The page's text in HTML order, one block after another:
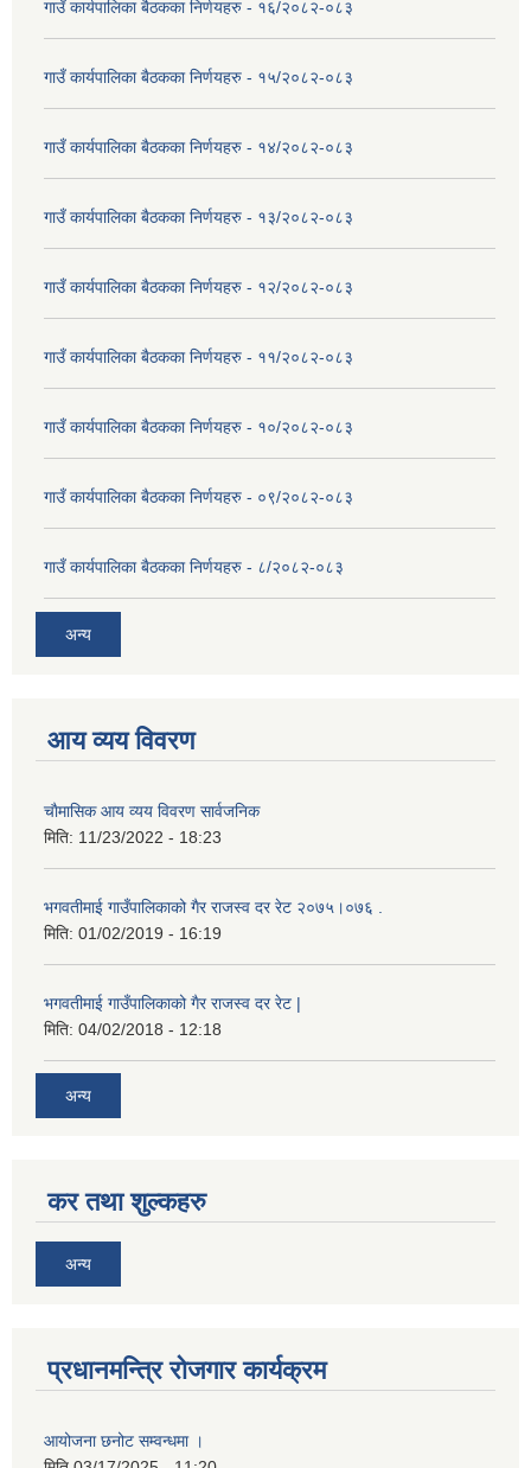
गाउँ कार्यपालिका बैठकका निर्णयहरु - १६/२०८२-०८३
गाउँ कार्यपालिका बैठकका निर्णयहरु - १५/२०८२-०८३
गाउँ कार्यपालिका बैठकका निर्णयहरु - १४/२०८२-०८३
गाउँ कार्यपालिका बैठकका निर्णयहरु - १३/२०८२-०८३
गाउँ कार्यपालिका बैठकका निर्णयहरु - १२/२०८२-०८३
गाउँ कार्यपालिका बैठकका निर्णयहरु - ११/२०८२-०८३
गाउँ कार्यपालिका बैठकका निर्णयहरु - १०/२०८२-०८३
गाउँ कार्यपालिका बैठकका निर्णयहरु - ०९/२०८२-०८३
गाउँ कार्यपालिका बैठकका निर्णयहरु - ८/२०८२-०८३
अन्य
आय व्यय विवरण
चाैमासिक आय व्यय विवरण सार्वजनिक
मिति: 11/23/2022 - 18:23
भगवतीमाई गाउँपालिकाको गैर राजस्व दर रेट २०७५।०७६ .
मिति: 01/02/2019 - 16:19
भगवतीमाई गाउँपालिकाको गैर राजस्व दर रेट |
मिति: 04/02/2018 - 12:18
अन्य
कर तथा शुल्कहरु
अन्य
प्रधानमन्त्रि रोजगार कार्यक्रम
आयोजना छनोट सम्वन्धमा ।